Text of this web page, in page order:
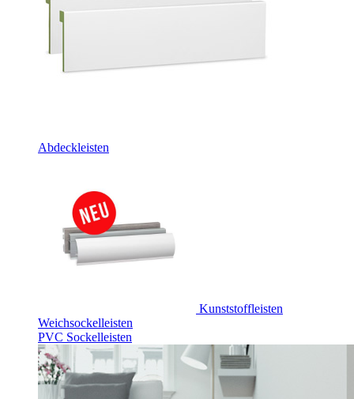
Abdeckleisten
Kunststoffleisten
Weichsockelleisten
PVC Sockelleisten